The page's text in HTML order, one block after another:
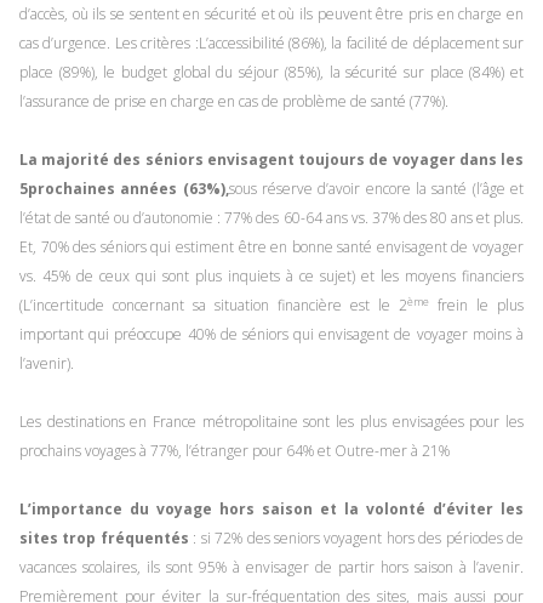
d’accès, où ils se sentent en sécurité et où ils peuvent être pris en charge en
cas d’urgence. Les critères :L’accessibilité (86%), la facilité de déplacement sur
place (89%), le budget global du séjour (85%), la sécurité sur place (84%) et
l’assurance de prise en charge en cas de problème de santé (77%).
La majorité des séniors envisagent toujours de voyager dans les
5prochaines années (63%),sous réserve d’avoir encore la santé (l’âge et
l’état de santé ou d’autonomie : 77% des 60-64 ans vs. 37% des 80 ans et plus.
Et, 70% des séniors qui estiment être en bonne santé envisagent de voyager
vs. 45% de ceux qui sont plus inquiets à ce sujet) et les moyens financiers
(L’incertitude concernant sa situation financière est le 2ème frein le plus
important qui préoccupe 40% de séniors qui envisagent de voyager moins à
l’avenir).
Les destinations en France métropolitaine sont les plus envisagées pour les
prochains voyages à 77%, l’étranger pour 64% et Outre-mer à 21%
L’importance du voyage hors saison et la volonté d’éviter les
sites trop fréquentés : si 72% des seniors voyagent hors des périodes de
vacances scolaires, ils sont 95% à envisager de partir hors saison à l’avenir.
Premièrement pour éviter la sur-fréquentation des sites, mais aussi pour